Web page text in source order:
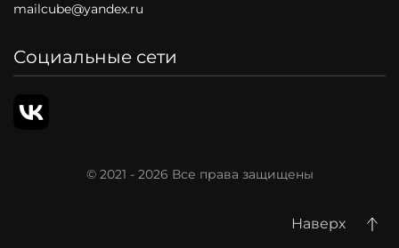
mailcube@yandex.ru
Социальные сети
© 2021 - 2026 Все права защищены
Наверх